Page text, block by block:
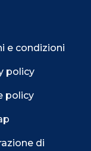
e condizioni
policy
policy
di